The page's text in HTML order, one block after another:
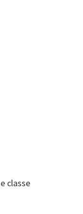
classe